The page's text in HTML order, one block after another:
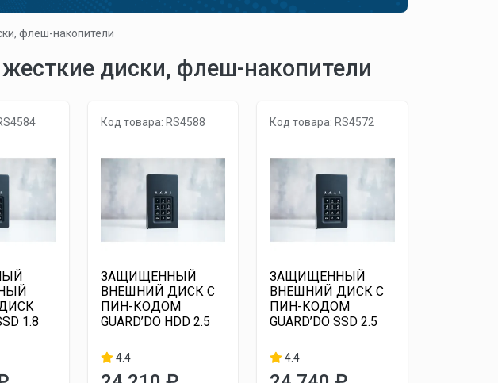
флеш-накопители
диски, флеш-накопители
1.8
Код товара: RS4588
ЗАЩИЩЕННЫЙ
ВНЕШНИЙ ДИСК С
ПИН-КОДОМ
GUARD’DO HDD 2.5
4.4
Код товара: RS4572
ЗАЩИЩЕННЫЙ
ВНЕШНИЙ ДИСК С
ПИН-КОДОМ
GUARD’DO SSD 2.5
4.4